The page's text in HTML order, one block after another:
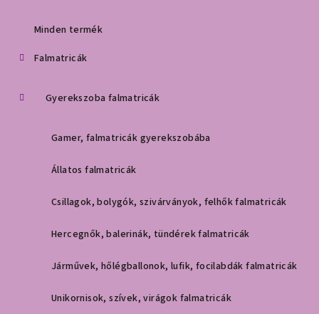
Minden termék
Falmatricák
Gyerekszoba falmatricák
Gamer, falmatricák gyerekszobába
Állatos falmatricák
Csillagok, bolygók, szivárványok, felhők falmatricák
Hercegnők, balerinák, tündérek falmatricák
Járművek, hőlégballonok, lufik, focilabdák falmatricák
Unikornisok, szívek, virágok falmatricák